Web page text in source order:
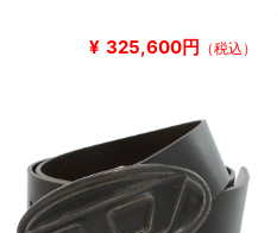
¥ 325,600円 （税込）